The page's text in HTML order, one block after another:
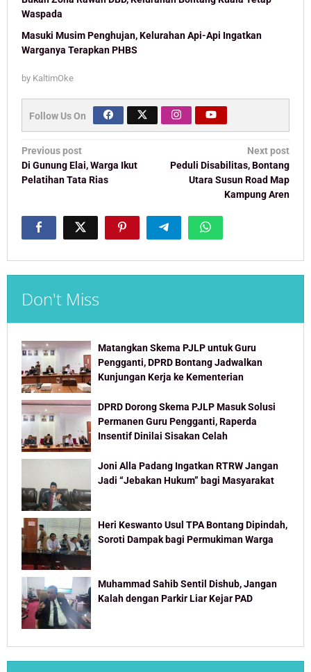
Waspada
Masuki Musim Penghujan, Kelurahan Api-Api Ingatkan
Warganya Terapkan PHBS
by KaltimOke
Follow Us On
Post
navigation
Previous post
Di Gunung Elai, Warga Ikut
Pelatihan Tata Rias
Next post
Peduli Disabilitas, Bontang
Utara Susun Road Map
Kampung Aren
Don't Miss
Matangkan Skema PJLP untuk Guru
Pengganti, DPRD Bontang Jadwalkan
Kunjungan Kerja ke Kementerian
DPRD Dorong Skema PJLP Masuk Solusi
Permanen Guru Pengganti, Raperda
Insentif Dinilai Sisakan Celah
Joni Alla Padang Ingatkan RTRW Jangan
Jadi “Jebakan Hukum” bagi Masyarakat
Heri Keswanto Usul TPA Bontang Dipindah,
Soroti Dampak bagi Permukiman Warga
Muhammad Sahib Sentil Dishub, Jangan
Kalah dengan Parkir Liar Kejar PAD